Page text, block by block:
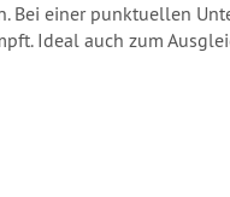
Bei einer punktuellen
Ideal auch zum